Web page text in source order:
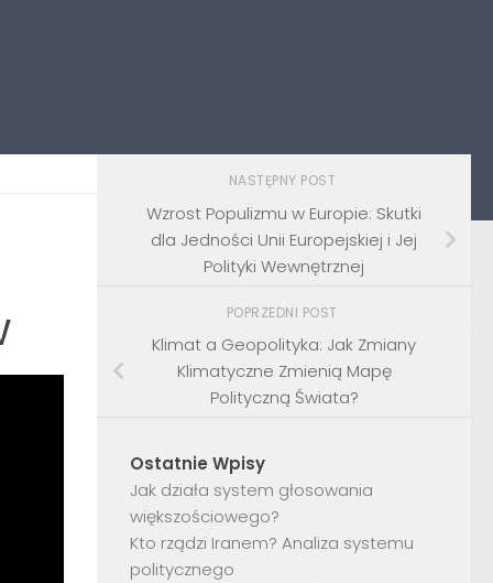
NASTĘPNY POST
Wzrost Populizmu w Europie: Skutki
dla Jedności Unii Europejskiej i Jej
Polityki Wewnętrznej
POPRZEDNI POST
Klimat a Geopolityka: Jak Zmiany
Klimatyczne Zmienią Mapę
Polityczną Świata?
Ostatnie Wpisy
Jak działa system głosowania
większościowego?
Kto rządzi Iranem? Analiza systemu
politycznego